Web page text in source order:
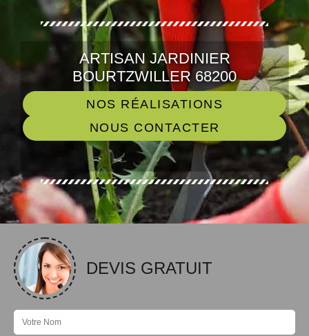
ARTISAN JARDINIER
BOURTZWILLER 68200
NOS RÉALISATIONS
NOUS CONTACTER
DEVIS GRATUIT